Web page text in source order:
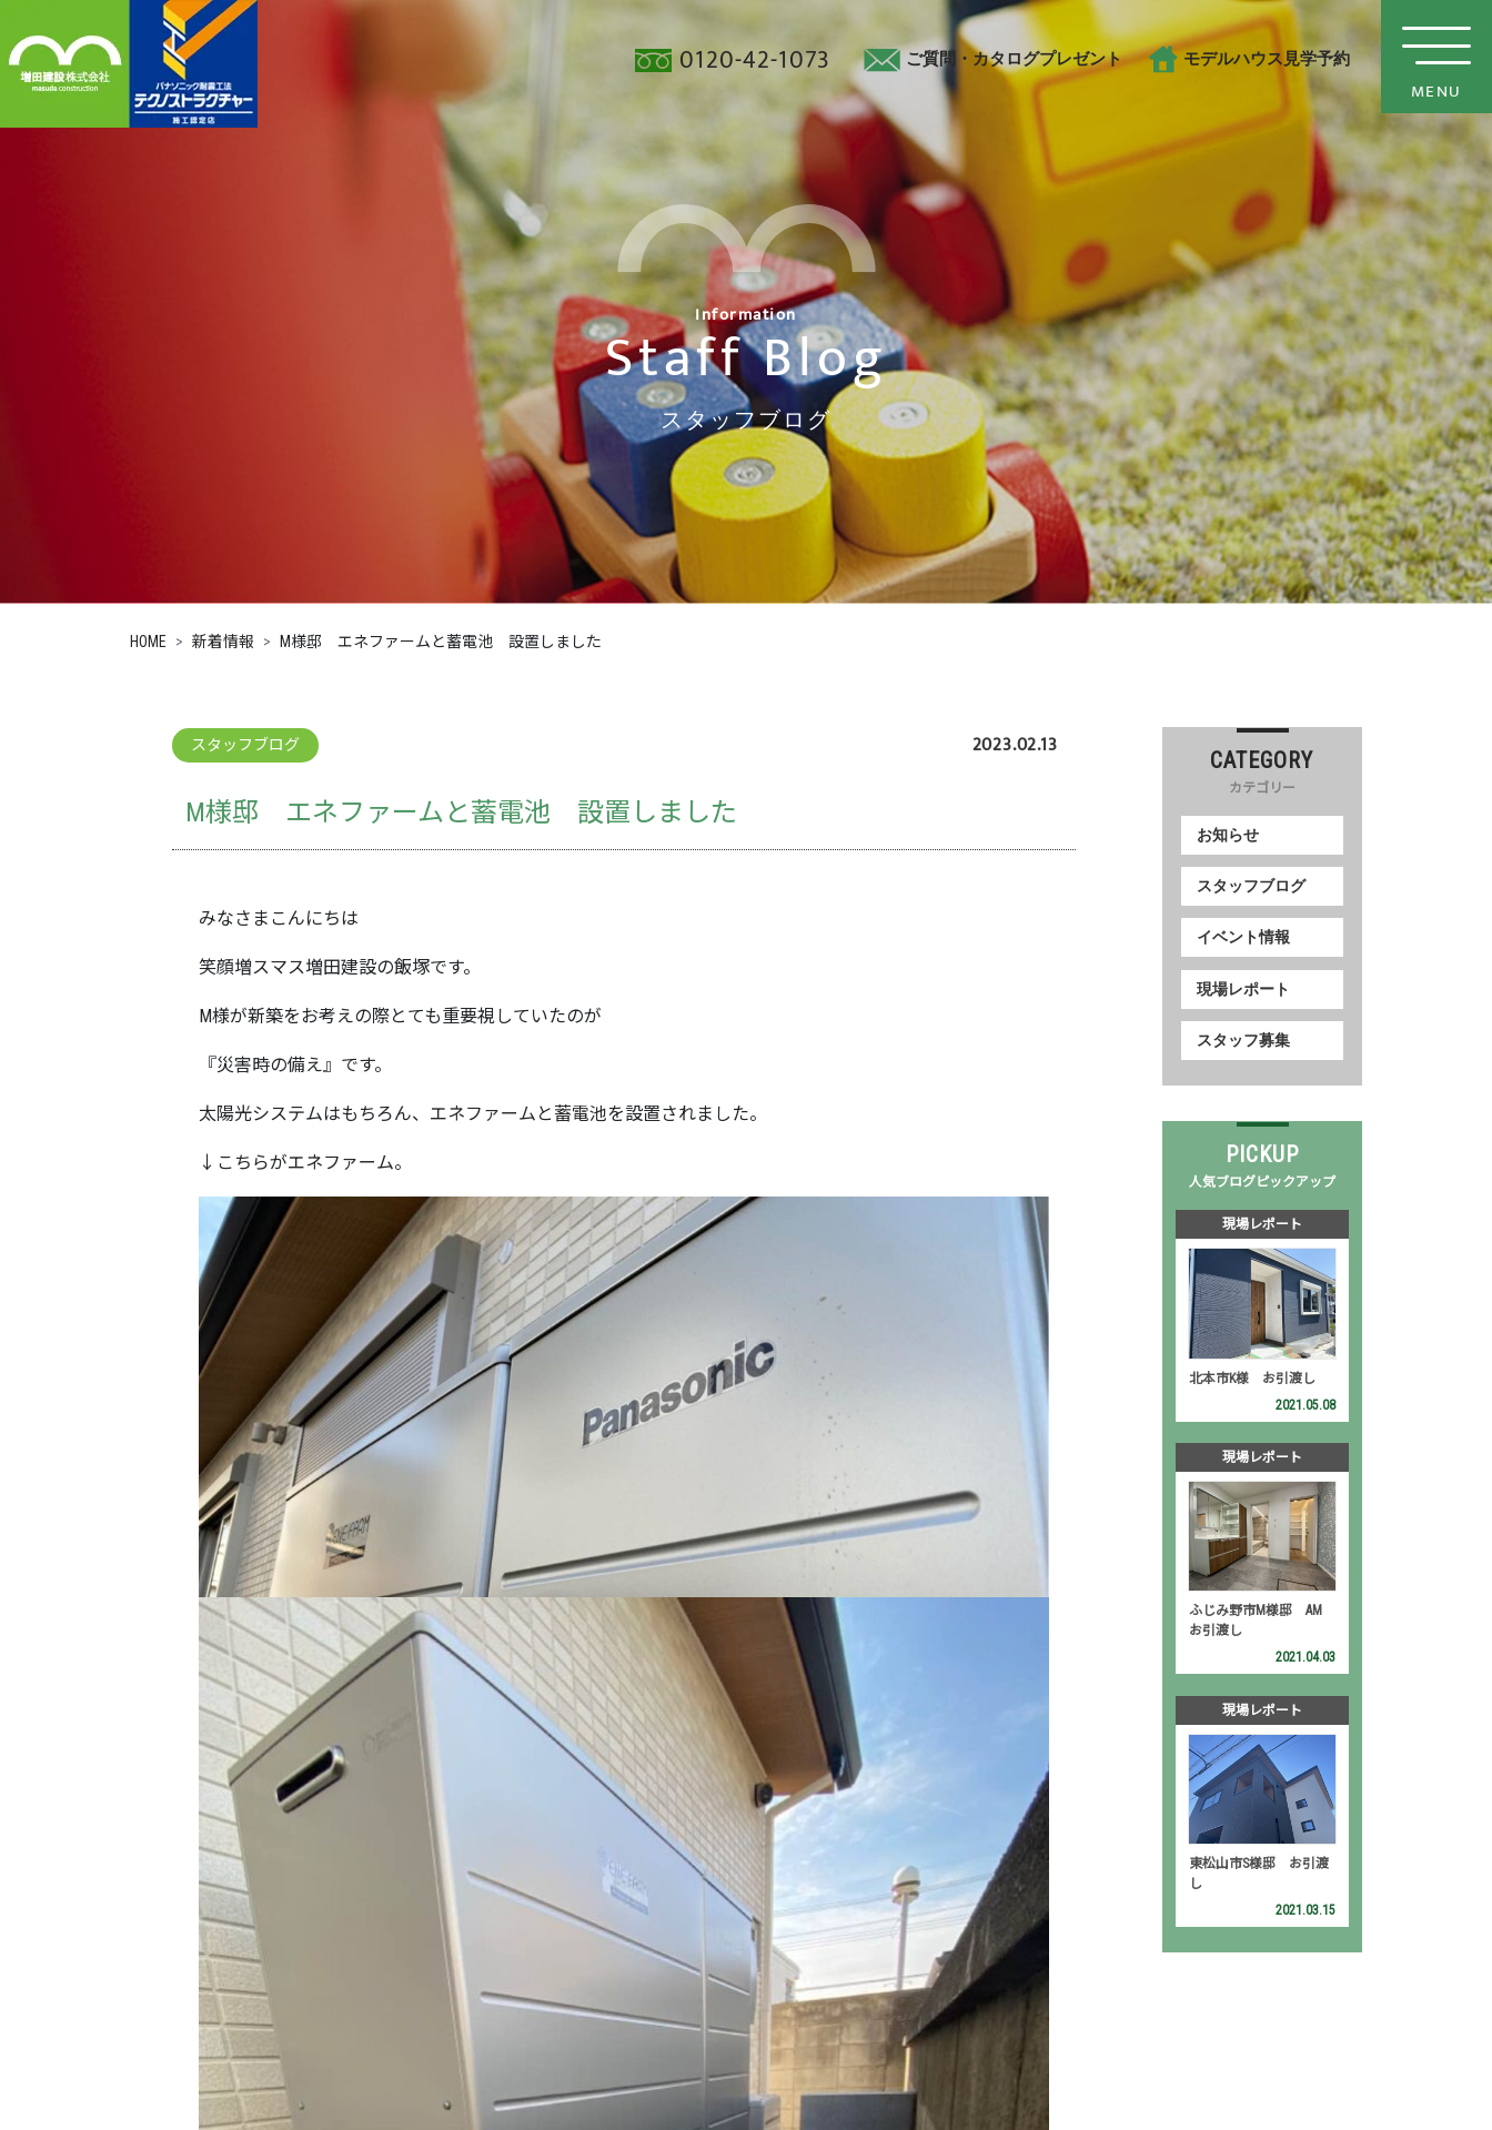
MENU
0120-42-1073 ご質問・カタログプレゼント モデルハウス見学予約
Information
Staff Blog
スタッフブログ
HOME 新着情報 M様邸 エネファームと蓄電池 設置しました
スタッフブログ 2023.02.13
M様邸 エネファームと蓄電池 設置しました
みなさまこんにちは
笑顔増スマス増田建設の飯塚です。
M様が新築をお考えの際とても重要視していたのが
『災害時の備え』です。
太陽光システムはもちろん、 エネファーム と 蓄電池を設置されました。
↓こちらがエネファーム。
CATEGORY
カテゴリー
お知らせ
スタッフブログ
イベント情報
現場レポート
スタッフ募集
PICKUP
人気ブログピックアップ
現場レポート
北本市K様 お引渡し
2021.05.08
現場レポート
ふじみ野市M様邸 AM
お引渡し
2021.04.03
現場レポート
東松山市S様邸 お引渡
し
2021.03.15